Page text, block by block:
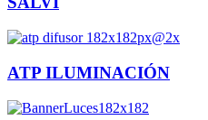
ATP ILUMINACIÓN